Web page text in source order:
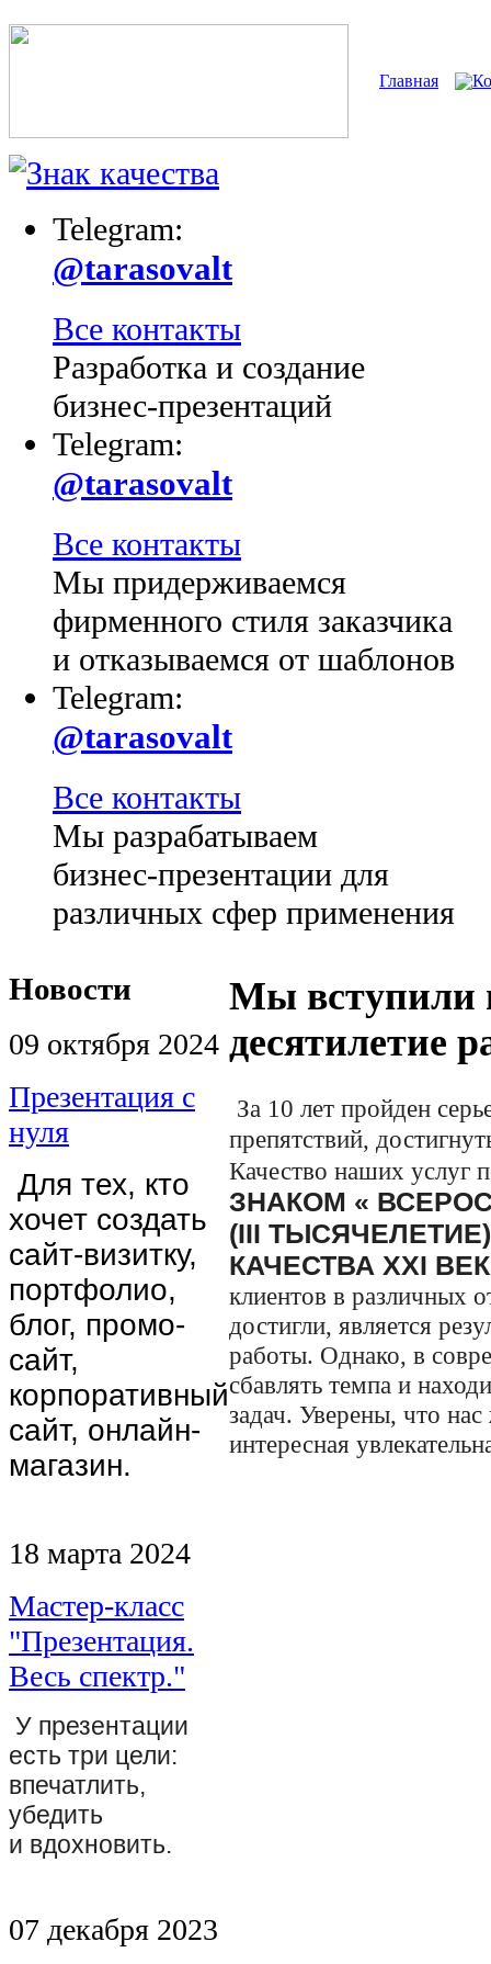
Главная
Telegram:
@tarasovalt
Все контакты
Разработка и создание
бизнес-презентаций
Telegram:
@tarasovalt
Все контакты
Мы придерживаемся
фирменного стиля заказчика
и отказываемся от шаблонов
Telegram:
@tarasovalt
Все контакты
Мы разрабатываем
бизнес-презентации для
различных сфер применения
Новости
09 октября 2024
Презентация с
нуля
Для тех, кто
хочет создать
сайт-визитку,
портфолио,
блог, промо-
сайт,
корпоративный
сайт, онлайн-
магазин.
18 марта 2024
Мастер-класс
"Презентация.
Весь спектр."
У презентации
есть три цели:
впечатлить,
убедить
и вдохновить.
07 декабря 2023
Мы вступили
десятилетие
За 10 лет пройден
препятствий,
Качество наших услуг
ЗНАКОМ «
(III
КАЧЕСТВА XXI
клиентов в различных
достигли, является
работы. Однако, в
сбавлять темпа и
задач. Уверены, что
интересная